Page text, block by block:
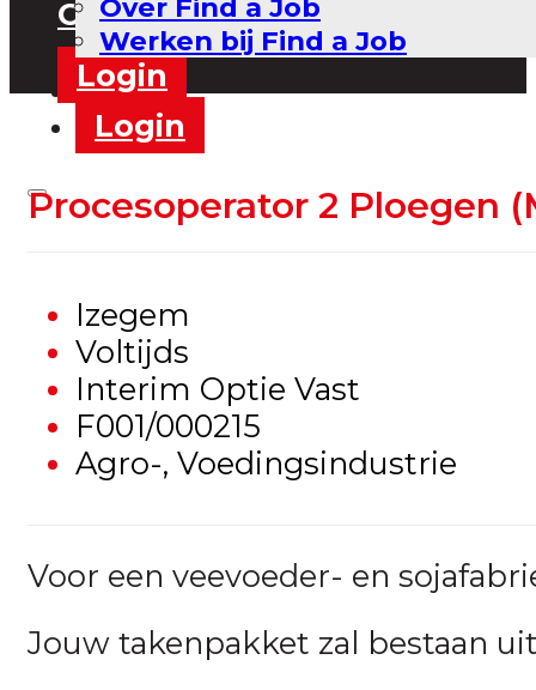
Over Find a Job
Werken bij Find a Job
Contact
Login
Contact
Login
Procesoperator 2 Ploegen
Izegem
Voltijds
Interim Optie Vast
F001/000215
Agro-, Voedingsindustrie
Voor een veevoeder- en
Jouw takenpakket zal bestaan